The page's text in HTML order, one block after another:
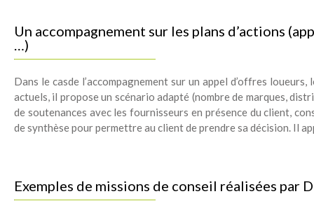
Un accompagnement sur les plans d’actions
…)
Dans le casde l’accompagnement sur un appel d’offres
actuels, il propose un scénario adapté (nombre de marques,
de soutenances avec les fournisseurs en présence du client,
de synthèse pour permettre au client de prendre sa décision. Il
Exemples de missions de conseil réalisées par